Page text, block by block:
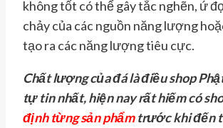
không tốt có thể gây tắc nghẽn, ứ
chảy của các nguồn năng lượng
tạo ra các năng lượng tiêu cực.
Chất lượng của đá là điều shop
tự tin nhất, hiện nay rất hiếm có
định từng sản phẩmtrước khi đến